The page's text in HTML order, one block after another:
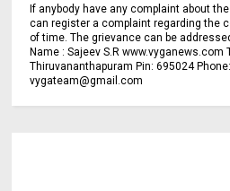
If anybody have any complaint about
can register a complaint regarding the
of time. The grievance can be
Name : Sajeev S.R www.vyganews.com
Thiruvananthapuram Pin: 695024
vygateam@gmail.com